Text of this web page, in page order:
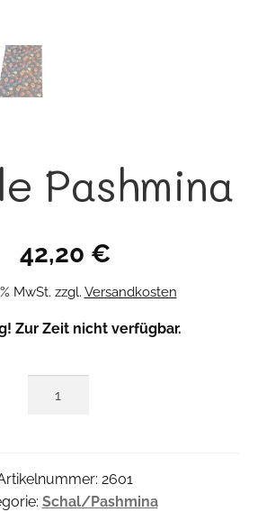
Pashmina
42,20 €
MwSt. zzgl. Versandkosten
Zur Zeit nicht verfügbar.
2601
Schal/Pashmina